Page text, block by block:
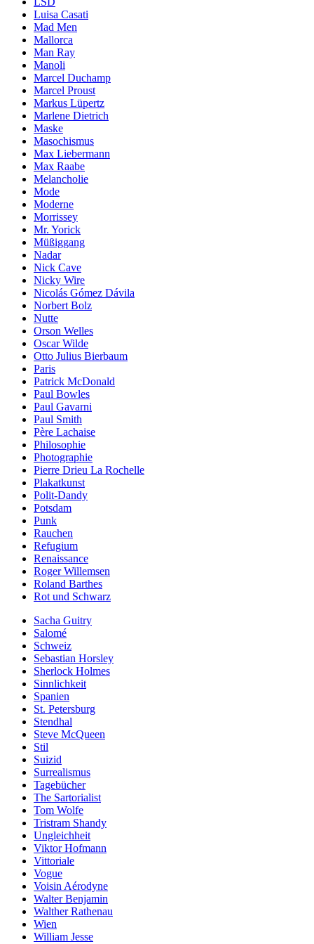
Luisa Casati
Mad Men
Mallorca
Man Ray
Manoli
Marcel Duchamp
Marcel Proust
Markus Lüpertz
Marlene Dietrich
Maske
Masochismus
Max Liebermann
Max Raabe
Melancholie
Mode
Moderne
Morrissey
Mr. Yorick
Müßiggang
Nadar
Nick Cave
Nicky Wire
Nicolás Gómez Dávila
Norbert Bolz
Nutte
Orson Welles
Oscar Wilde
Otto Julius Bierbaum
Paris
Patrick McDonald
Paul Bowles
Paul Gavarni
Paul Smith
Père Lachaise
Philosophie
Photographie
Pierre Drieu La Rochelle
Plakatkunst
Polit-Dandy
Potsdam
Punk
Rauchen
Refugium
Renaissance
Roger Willemsen
Roland Barthes
Rot und Schwarz
Sacha Guitry
Salomé
Schweiz
Sebastian Horsley
Sherlock Holmes
Sinnlichkeit
Spanien
St. Petersburg
Stendhal
Steve McQueen
Stil
Suizid
Surrealismus
Tagebücher
The Sartorialist
Tom Wolfe
Tristram Shandy
Ungleichheit
Viktor Hofmann
Vittoriale
Vogue
Voisin Aérodyne
Walter Benjamin
Walther Rathenau
Wien
William Jesse